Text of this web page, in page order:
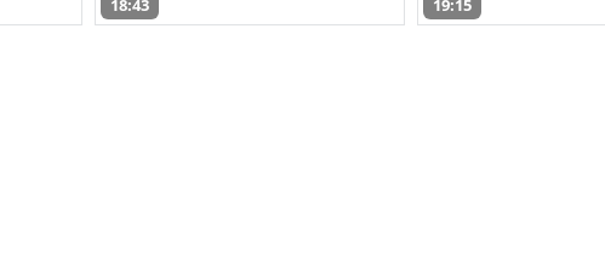
18:43 19:15